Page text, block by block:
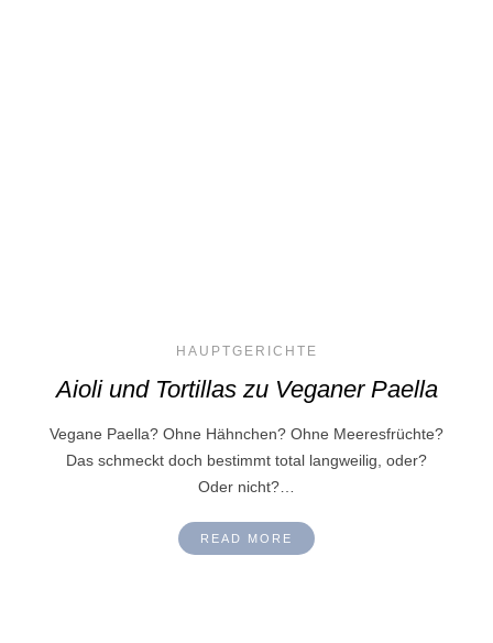
HAUPTGERICHTE
Aioli und Tortillas zu Veganer Paella
Vegane Paella? Ohne Hähnchen? Ohne Meeresfrüchte?
Das schmeckt doch bestimmt total langweilig, oder?
Oder nicht?…
READ MORE